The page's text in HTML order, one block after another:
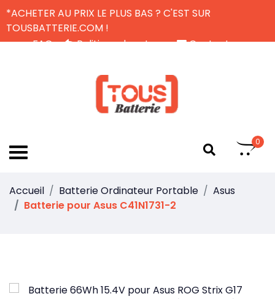
*ACHETER AU PRIX LE PLUS BAS ? C'EST SUR
TOUSBATTERIE.COM !
FAQ
Politique de retour
Contactez-nous
0
Accueil Batterie Ordinateur Portable
Asus
Batterie pour Asus C41N1731-2